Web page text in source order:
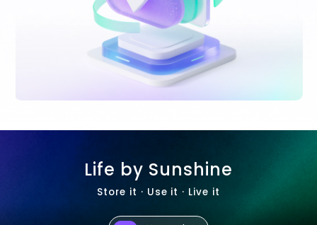
Life by Sunshine
Store it · Use it · Live it